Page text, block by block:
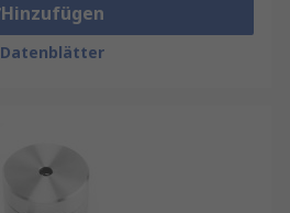
Hinzufügen
Datenblätter